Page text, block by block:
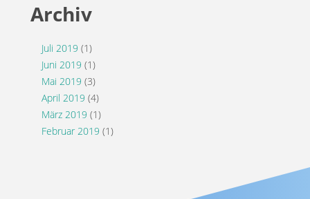
Archiv
Juli 2019 (1)
Juni 2019 (1)
Mai 2019 (3)
April 2019 (4)
März 2019 (1)
Februar 2019 (1)